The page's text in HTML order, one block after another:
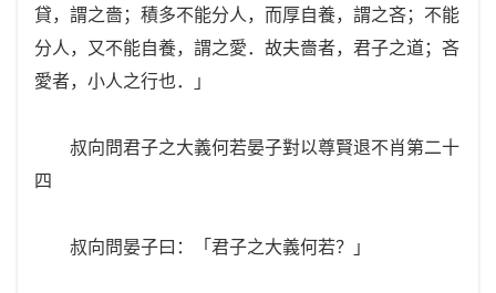
貸，謂之嗇；積多不能分人，而厚自養，謂之吝；不能
分人，又不能自養，謂之愛．故夫嗇者，君子之道；吝
愛者，小人之行也．」
叔向問君子之大義何若晏子對以尊賢退不肖第二十
四
叔向問晏子曰：「君子之大義何若？」